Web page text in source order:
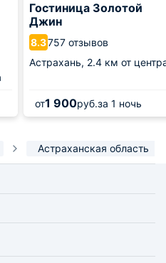
Гостиница Золотой
Джин
8.3757 отзывов
Астрахань, 2.4 км от
от1 900руб.за 1 ночь
Астраханская область